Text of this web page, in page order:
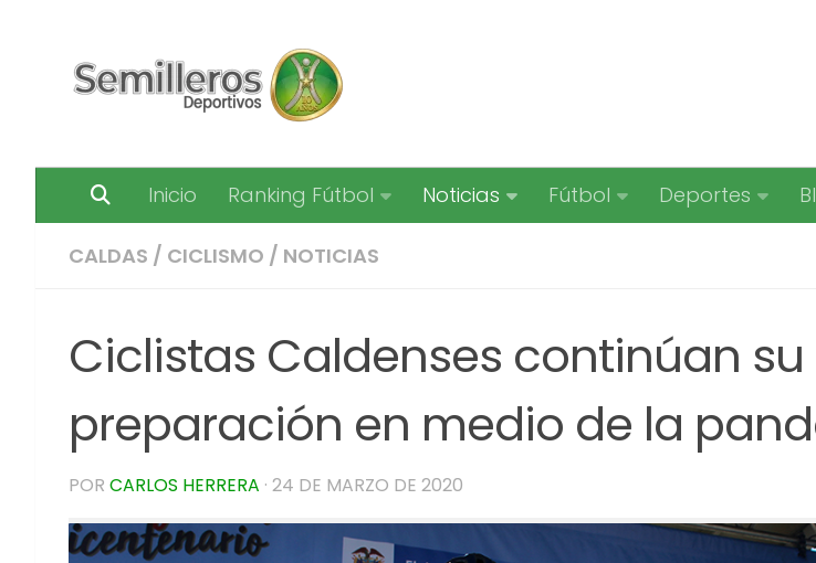
Inicio Ranking Fútbol Noticias Fútbol Deportes
CALDAS / CICLISMO / NOTICIAS
Ciclistas Caldenses continúan su
preparación en medio de la
POR CARLOS HERRERA · 24 DE MARZO DE 2020